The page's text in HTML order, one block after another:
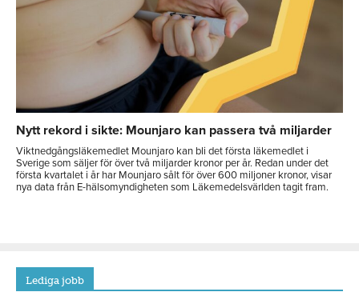
Nytt rekord i sikte: Mounjaro kan passera två miljarder
Viktnedgångsläkemedlet Mounjaro kan bli det första läkemedlet i
Sverige som säljer för över två miljarder kronor per år. Redan under det
första kvartalet i år har Mounjaro sålt för över 600 miljoner kronor, visar
nya data från E-hälsomyndigheten som Läkemedelsvärlden tagit fram.
Lediga jobb